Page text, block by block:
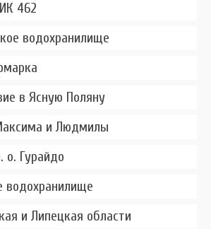
462
водохранилище
в Ясную Поляну
и Людмилы
о. Гурайдо
водохранилище
и Липецкая области